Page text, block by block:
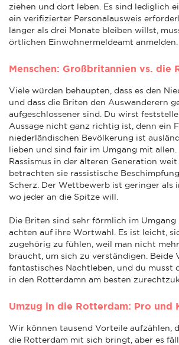
ziehen und dort leben. Es sind lediglich
ein verifizierter Personalausweis
länger als drei Monate bleiben willst,
örtlichen Einwohnermeldeamt anmelden.
Menschen: Großbritannien vs. die
Viele würden behaupten, dass es den
und dass die Briten den Auswanderern
aufgeschlossener sind. Du wirst
Aussage nicht ganz richtig ist, denn ein
niederländischen Bevölkerung ist
lieben und sind fair im Umgang mit
Rassismus in der älteren Generation
betrachten sie rassistische
Scherz. Der Wettbewerb ist geringer als
wo jeder an die Spitze will.
Die Briten sind sehr förmlich im
achten auf ihre Wortwahl. Es ist leicht,
zugehörig zu fühlen, weil man nicht
braucht, um sich zu verständigen. Beide
fantastisches Nachtleben, und du musst
in den Rotterdamn am besten
Umzug in die Rotterdam: Pro und
Wir können tausend Vorteile aufzählen,
die Rotterdam mit sich bringt, aber es